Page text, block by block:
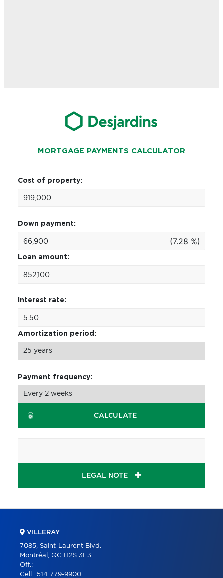
MORTGAGE PAYMENTS CALCULATOR
Cost of property:
Down payment:
(7.28 %)
Loan amount:
Interest rate:
Amortization period:
Payment frequency:
CALCULATE
LEGAL NOTE
VILLERAY
7085, Saint-Laurent Blvd.
Montréal, QC H2S 3E3
Off.:
Cell.: 514 779-9900